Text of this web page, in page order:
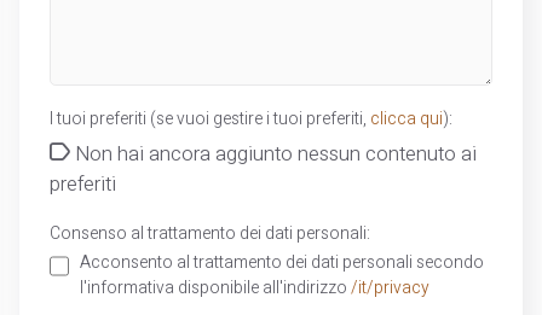
I tuoi preferiti (se vuoi gestire i tuoi preferiti, clicca qui):
Non hai ancora aggiunto nessun contenuto ai
preferiti
Consenso al trattamento dei dati personali:
Acconsento al trattamento dei dati personali secondo
l'informativa disponibile all'indirizzo /it/privacy